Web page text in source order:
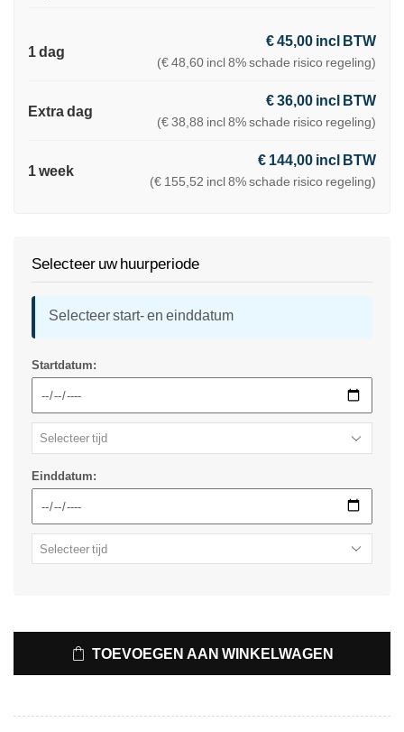
1 dag
€ 45,00 incl BTW
(€ 48,60 incl 8% schade risico regeling)
Extra dag
€ 36,00 incl BTW
(€ 38,88 incl 8% schade risico regeling)
1 week
€ 144,00 incl BTW
(€ 155,52 incl 8% schade risico regeling)
Selecteer uw huurperiode
Selecteer start- en einddatum
Startdatum:
Einddatum:
TOEVOEGEN AAN WINKELWAGEN